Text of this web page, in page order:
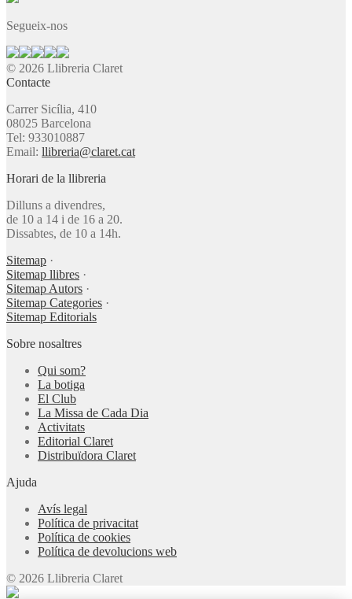
Segueix-nos
© 2026 Llibreria Claret
Contacte
Carrer Sicília, 410
08025 Barcelona
Tel: 933010887
Email: llibreria@claret.cat
Horari de la llibreria
Dilluns a divendres,
de 10 a 14 i de 16 a 20.
Dissabtes, de 10 a 14h.
Sitemap ·
Sitemap llibres ·
Sitemap Autors ·
Sitemap Categories ·
Sitemap Editorials
Sobre nosaltres
Qui som?
La botiga
El Club
La Missa de Cada Dia
Activitats
Editorial Claret
Distribuïdora Claret
Ajuda
Avís legal
Política de privacitat
Política de cookies
Política de devolucions web
© 2026 Llibreria Claret